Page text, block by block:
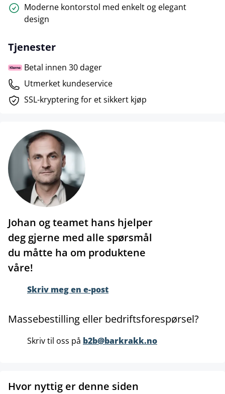
Moderne kontorstol med enkelt og elegant
design
Tjenester
Betal innen 30 dager
Utmerket kundeservice
SSL-kryptering for et sikkert kjøp
Johan og teamet hans hjelper
deg gjerne med alle spørsmål
du måtte ha om produktene
våre!
Skriv meg en e-post
Massebestilling eller bedriftsforespørsel?
Skriv til oss på b2b@barkrakk.no
Hvor nyttig er denne siden